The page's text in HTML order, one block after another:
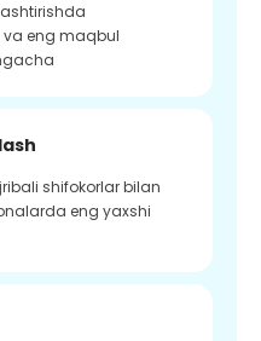
eng maqbul
shifokorlar bilan
eng yaxshi